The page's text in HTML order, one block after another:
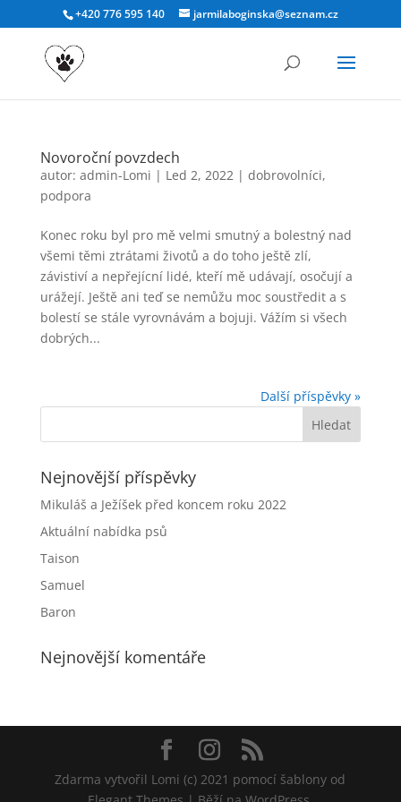
+420 776 595 140 jarmilaboginska@seznam.cz
Novoroční povzdech
autor: admin-Lomi | Led 2, 2022| dobrovolníci,
podpora
Konec roku byl pro mě velmi smutný a bolestný nad
všemi těmi ztrátami životů a do toho ještě zlí,
závistiví a nepřejícní lidé, kteří mě udávají, osočují a
urážejí. Ještě ani teď se nemůžu moc soustředit a s
bolestí se stále vyrovnávám a bojuji. Vážím si všech
dobrých...
Další příspěvky »
Nejnovější příspěvky
Mikuláš a Ježíšek před koncem roku 2022
Aktuální nabídka psů
Taison
Samuel
Baron
Nejnovější komentáře
Zdarma vytvořil Lomi (c) 2021 pomocí šablony od